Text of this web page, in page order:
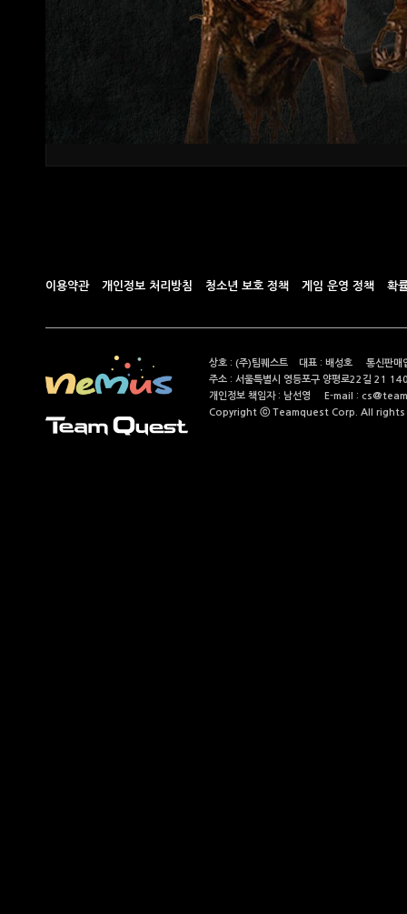
이용약관 개인정보 처리방침 청소년 보호 정책 게임 운영 정책 확
상호 : (주)팀퀘스트 대표 : 배성호 통신판
주소 : 서울특별시 영등포구 양평로22길 21
개인정보 책임자 : 남선영 E-mail :
Copyright ⓒ Teamquest Corp. All rights